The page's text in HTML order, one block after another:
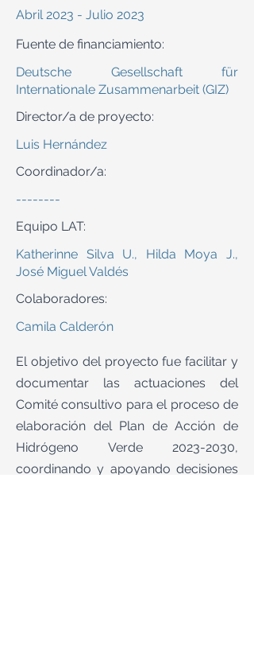
Abril 2023 - Julio 2023
Fuente de financiamiento:
Deutsche Gesellschaft für
Internationale Zusammenarbeit (GIZ)
Director/a de proyecto:
Luis Hernández
Coordinador/a:
--------
Equipo LAT:
Katherinne Silva U., Hilda Moya J.,
José Miguel Valdés
Colaboradores:
Camila Calderón
El objetivo del proyecto fue facilitar y
documentar las actuaciones del
Comité consultivo para el proceso de
elaboración del Plan de Acción de
Hidrógeno Verde 2023-2030,
coordinando y apoyando decisiones